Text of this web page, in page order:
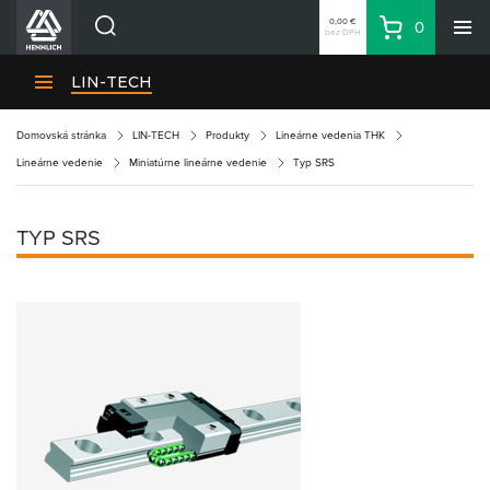
Divízie HENNLICH
Kariéra
Kontakty
Partner Zone
0,00 €
bez DPH
Košík
0
LIN-TECH
Domovská stránka LIN-TECH Produkty Lineárne vedenia THK
Lineárne vedenie Miniatúrne lineárne vedenie Typ SRS
TYP SRS